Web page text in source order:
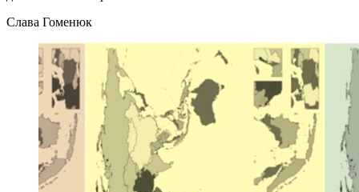
Слава Гоменюк